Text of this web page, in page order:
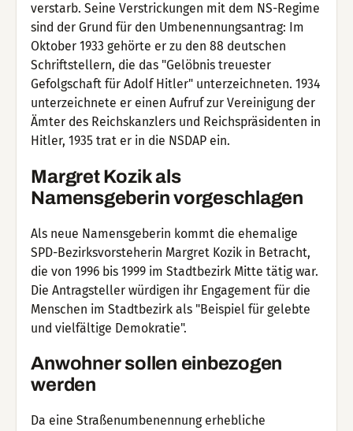
verstarb. Seine Verstrickungen mit dem NS-Regime
sind der Grund für den Umbenennungsantrag: Im
Oktober 1933 gehörte er zu den 88 deutschen
Schriftstellern, die das "Gelöbnis treuester
Gefolgschaft für Adolf Hitler" unterzeichneten. 1934
unterzeichnete er einen Aufruf zur Vereinigung der
Ämter des Reichskanzlers und Reichspräsidenten in
Hitler, 1935 trat er in die NSDAP ein.
Margret Kozik als
Namensgeberin vorgeschlagen
Als neue Namensgeberin kommt die ehemalige
SPD-Bezirksvorsteherin Margret Kozik in Betracht,
die von 1996 bis 1999 im Stadtbezirk Mitte tätig war.
Die Antragsteller würdigen ihr Engagement für die
Menschen im Stadtbezirk als "Beispiel für gelebte
und vielfältige Demokratie".
Anwohner sollen einbezogen
werden
Da eine Straßenumbenennung erhebliche